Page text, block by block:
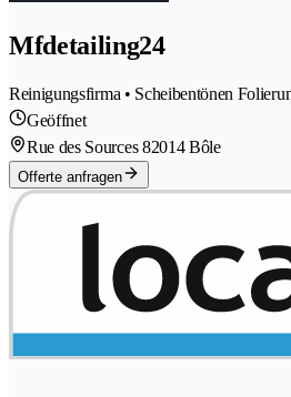
Mfdetailing24
Reinigungsfirma • Scheibentönen
Geöffnet
Rue des Sources 82014 Bôle
Offerte anfragen